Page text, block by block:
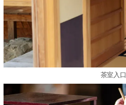
茶室入口